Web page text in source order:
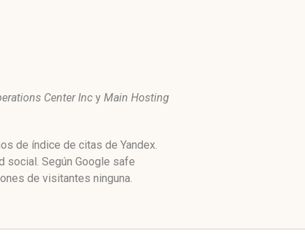
Center Inc y Main Hosting
de índice de citas de Yandex.
social. Según Google safe
de visitantes ninguna.